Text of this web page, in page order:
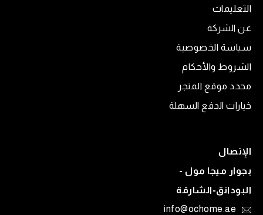
التعليمات
عن الشركة
سياسة الخصوصية
الشروط والأحكام
محدد موقع المتجر
خيارات الدفع السهلة
الإتصال
بجوار ميجا مول -
البودانق-الشارقة
info@ochome.ae